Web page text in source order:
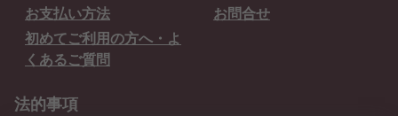
お支払い方法
お問合せ
初めてご利用の方へ・よ
くあるご質問
法的事項